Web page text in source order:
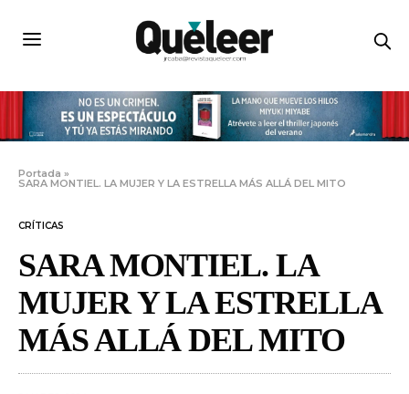
Portada »
SARA MONTIEL. LA MUJER Y LA ESTRELLA MÁS ALLÁ DEL MITO
CRÍTICAS
SARA MONTIEL. LA
MUJER Y LA ESTRELLA
MÁS ALLÁ DEL MITO